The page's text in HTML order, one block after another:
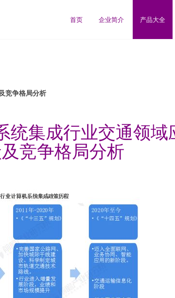
首页 企业简介 产品大全
竞争格局分析
统集成行业交通领域
竞争格局分析